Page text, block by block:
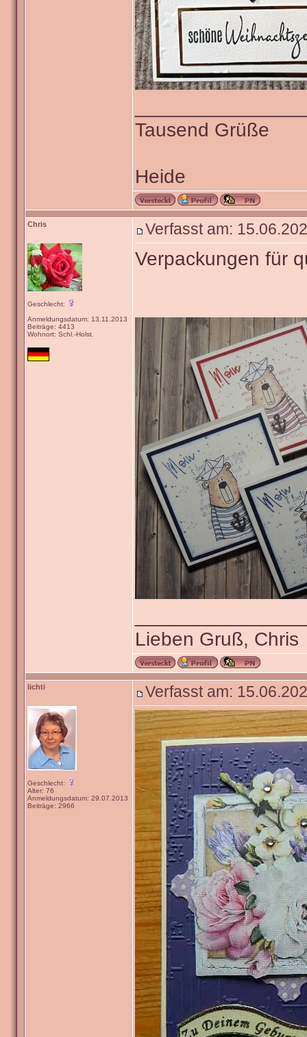
Tausend Grüße
Heide
Chris
Geschlecht:
Anmeldungsdatum: 13.11.2013
Beiträge: 4413
Wohnort: Schl.-Holst.
Verfasst am:
Verpackungen für
Lieben Gruß, Chris
lichti
Geschlecht:
Alter: 76
Anmeldungsdatum: 29.07.2013
Beiträge: 2966
Verfasst am: